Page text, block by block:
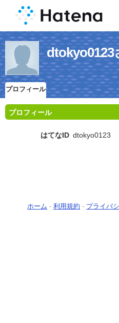
dtokyo0123
プロフィール
プロフィール
はてなID dtokyo0123
ホーム - 利用規約 - プライバ